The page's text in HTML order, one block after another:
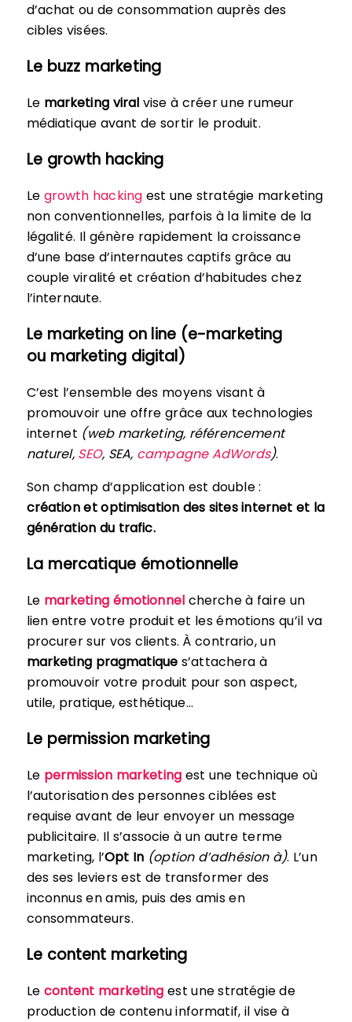
d’achat ou de consommation auprès des
cibles visées.
Le buzz marketing
Le marketing viral vise à créer une rumeur
médiatique avant de sortir le produit.
Le growth hacking
Le growth hacking est une stratégie marketing
non conventionnelles, parfois à la limite de la
légalité. Il génère rapidement la croissance
d’une base d’internautes captifs grâce au
couple viralité et création d’habitudes chez
l’internaute.
Le marketing on line (e-marketing
ou marketing digital)
C’est l’ensemble des moyens visant à
promouvoir une offre grâce aux technologies
internet (web marketing, référencement
naturel, SEO, SEA, campagne AdWords).
Son champ d’application est double :
création et optimisation des sites internet et la
génération du trafic.
La mercatique émotionnelle
Le marketing émotionnel cherche à faire un
lien entre votre produit et les émotions qu’il va
procurer sur vos clients. À contrario, un
marketing pragmatique s’attachera à
promouvoir votre produit pour son aspect,
utile, pratique, esthétique…
Le permission marketing
Le permission marketing est une technique où
l’autorisation des personnes ciblées est
requise avant de leur envoyer un message
publicitaire. Il s’associe à un autre terme
marketing, l’Opt In (option d’adhésion à). L’un
des ses leviers est de transformer des
inconnus en amis, puis des amis en
consommateurs.
Le content marketing
Le content marketing est une stratégie de
production de contenu informatif, il vise à